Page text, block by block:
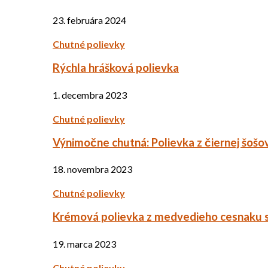
23. februára 2024
Chutné polievky
Rýchla hrášková polievka
1. decembra 2023
Chutné polievky
Výnimočne chutná: Polievka z čiernej
18. novembra 2023
Chutné polievky
Krémová polievka z medvedieho cesnaku
19. marca 2023